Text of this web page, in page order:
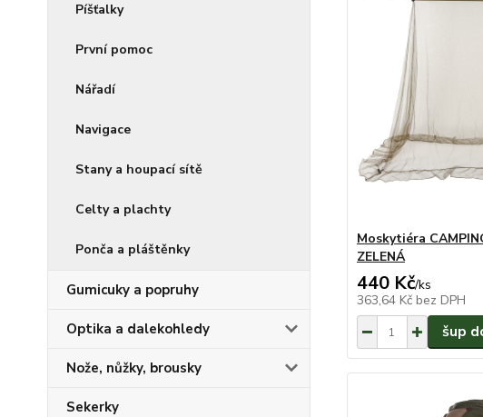
Píšťalky
První pomoc
Nářadí
Navigace
Stany a houpací sítě
Celty a plachty
Ponča a pláštěnky
Gumicuky a popruhy
Optika a dalekohledy
Nože, nůžky, brousky
Sekerky
Moskytiéra
ZELENÁ
440 Kč/ks
363,64 Kč bez DPH
šup